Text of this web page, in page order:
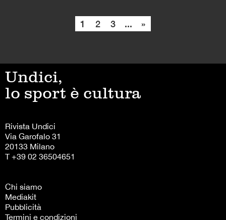
1 2 3 ... »
Undici,
lo sport è cultura
Rivista Undici
Via Garofalo 31
20133 Milano
T +39 02 36504651
Chi siamo
Mediakit
Pubblicità
Termini e condizioni